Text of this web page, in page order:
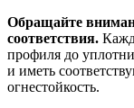
Обращайте
соответствия.
профиля до
и иметь
огнестойкость.